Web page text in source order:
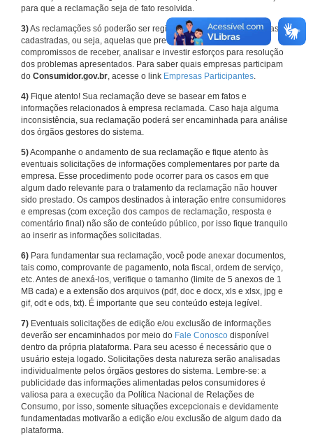
para que a reclamação seja de fato resolvida.
3)As reclamações só poderão ser registradas em face de empresas
cadastradas, ou seja, aquelas que previamente assumiram
compromissos de receber, analisar e investir esforços para resolução
dos problemas apresentados. Para saber quais empresas participam
do Consumidor.gov.br, acesse o link Empresas Participantes.
4) Fique atento! Sua reclamação deve se basear em fatos e
informações relacionados à empresa reclamada. Caso haja alguma
inconsistência, sua reclamação poderá ser encaminhada para análise
dos órgãos gestores do sistema.
5)Acompanhe o andamento de sua reclamação e fique atento às
eventuais solicitações de informações complementares por parte da
empresa. Esse procedimento pode ocorrer para os casos em que
algum dado relevante para o tratamento da reclamação não houver
sido prestado. Os campos destinados à interação entre consumidores
e empresas (com exceção dos campos de reclamação, resposta e
comentário final) não são de conteúdo público, por isso fique tranquilo
ao inserir as informações solicitadas.
6) Para fundamentar sua reclamação, você pode anexar documentos,
tais como, comprovante de pagamento, nota fiscal, ordem de serviço,
etc. Antes de anexá-los, verifique o tamanho (limite de 5 anexos de 1
MB cada) e a extensão dos arquivos (pdf, doc e docx, xls e xlsx, jpg e
gif, odt e ods, txt). É importante que seu conteúdo esteja legível.
7) Eventuais solicitações de edição e/ou exclusão de informações
deverão ser encaminhados por meio do Fale Conosco disponível
dentro da própria plataforma. Para seu acesso é necessário que o
usuário esteja logado. Solicitações desta natureza serão analisadas
individualmente pelos órgãos gestores do sistema. Lembre-se: a
publicidade das informações alimentadas pelos consumidores é
valiosa para a execução da Política Nacional de Relações de
Consumo, por isso, somente situações excepcionais e devidamente
fundamentadas motivarão a edição e/ou exclusão de algum dado da
plataforma.